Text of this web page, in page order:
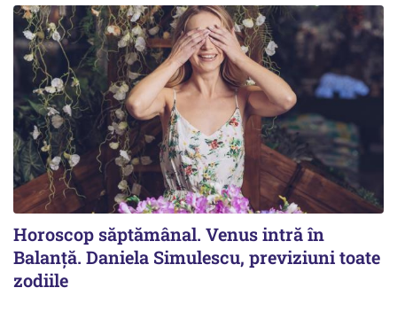
Horoscop săptămânal. Venus intră în
Balanță. Daniela Simulescu, previziuni toate
zodiile